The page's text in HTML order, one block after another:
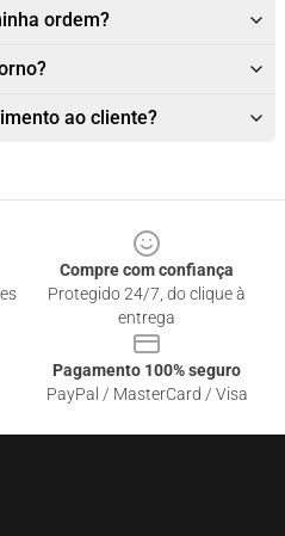
ordem?
ao cliente?
Compre com confiança
Protegido 24/7, do clique à
entrega
Pagamento 100% seguro
PayPal / MasterCard / Visa